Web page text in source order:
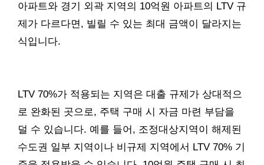
아파트와 경기 외곽 지역의 10억원 아파트의 LTV 규
제가 다르다면, 빌릴 수 있는 최대 금액이 달라지는
식입니다.
LTV 70%가 적용되는 지역은 대출 규제가 상대적으
로 완화된 곳으로, 주택 구매 시 자금 마련 부담을
덜 수 있습니다. 예를 들어, 조정대상지역이 해제된
수도권 일부 지역이나 비규제 지역에서 LTV 70% 기